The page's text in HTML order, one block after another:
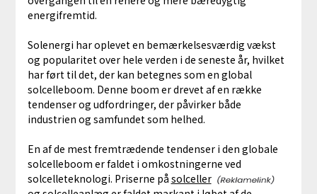
energifremtid.
Solenergi har oplevet en bemærkelsesværdig vækst
og popularitet over hele verden i de seneste år, hvilket
har ført til det, der kan betegnes som en global
solcelleboom. Denne boom er drevet af en række
tendenser og udfordringer, der påvirker både
industrien og samfundet som helhed.
En af de mest fremtrædende tendenser i den globale
solcelleboom er faldet i omkostningerne ved
solcelleteknologi. Priserne på solceller